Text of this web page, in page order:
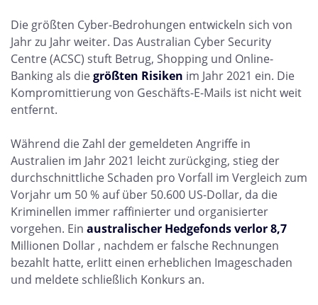
Die größten Cyber-Bedrohungen entwickeln sich von
Jahr zu Jahr weiter. Das Australian Cyber Security
Centre (ACSC) stuft Betrug, Shopping und Online-
Banking als diegrößten Risiken im Jahr 2021 ein. Die
Kompromittierung von Geschäfts-E-Mails ist nicht weit
entfernt.
Während die Zahl der gemeldeten Angriffe in
Australien im Jahr 2021 leicht zurückging, stieg der
durchschnittliche Schaden pro Vorfall im Vergleich zum
Vorjahr um 50 % auf über 50.600 US-Dollar, da die
Kriminellen immer raffinierter und organisierter
vorgehen. Ein australischer Hedgefonds verlor 8,7
Millionen Dollar , nachdem er falsche Rechnungen
bezahlt hatte, erlitt einen erheblichen Imageschaden
und meldete schließlich Konkurs an.